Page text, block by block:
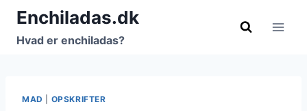
Fortsæt
indhold
Enchiladas.dk
Hvad er enchiladas?
MAD OPSKRIFTER